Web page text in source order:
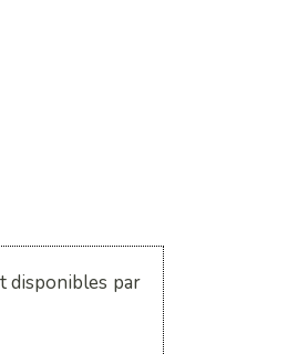
disponibles par